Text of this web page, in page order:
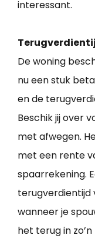
interessant.
De woning
nu een stuk
en de
Beschik jij over
met afwegen.
met een rente
spaarrekening.
terugverdientijd
wanneer je
het terug in